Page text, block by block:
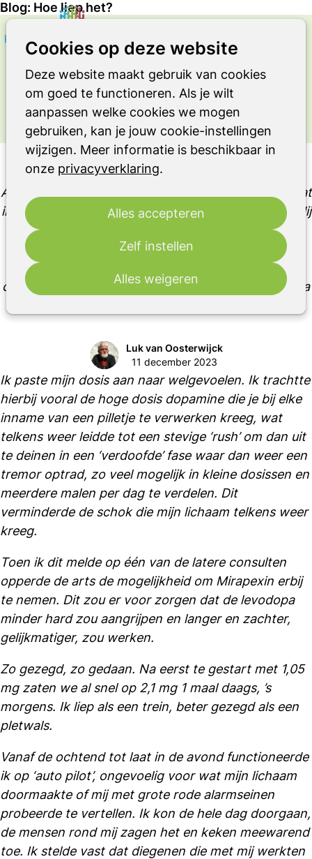
Cookies op deze website
Deze website maakt gebruik van cookies
om goed te functioneren. Als je wilt
aanpassen welke cookies we mogen
gebruiken, kan je jouw cookie-instellingen
wijzigen. Meer informatie is beschikbaar in
onze privacyverklaring.
Alles accepteren
Zelf instellen
Alles weigeren
Blog: Hoe liep het?
OVER LEVEN MET DE ZIEKTE VAN
PARKINSONISME OF RBD
Ervaringsverhaal
Blog: Hoe liep het?
Aanvankelijk ging mijn begeleidend arts ervan uit dat
ik met een halfjaarlijks consult wel zou toekomen. Hij
ging ervan uit dat de variant parkinson die ik had
niet de meest agressieve was en dus niet van zeer
nabij gevolgd diende te worden. Wel vermelde hij
ons dat indien er een probleem opdook, ik een extra
Luk van Oosterwijck
11 december 2023
Ik paste mijn dosis aan naar welgevoelen. Ik trachtte
hierbij vooral de hoge dosis dopamine die je bij elke
inname van een pilletje te verwerken kreeg, wat
telkens weer leidde tot een stevige ‘rush’ om dan uit
te deinen in een ‘verdoofde’ fase waar dan weer een
tremor optrad, zo veel mogelijk in kleine dosissen en
meerdere malen per dag te verdelen. Dit
verminderde de schok die mijn lichaam telkens weer
kreeg.
Toen ik dit melde op één van de latere consulten
opperde de arts de mogelijkheid om Mirapexin erbij
te nemen. Dit zou er voor zorgen dat de levodopa
minder hard zou aangrijpen en langer en zachter,
gelijkmatiger, zou werken.
Zo gezegd, zo gedaan. Na eerst te gestart met 1,05
mg zaten we al snel op 2,1 mg 1 maal daags, ’s
morgens. Ik liep als een trein, beter gezegd als een
pletwals.
Vanaf de ochtend tot laat in de avond functioneerde
ik op ‘auto pilot’, ongevoelig voor wat mijn lichaam
doormaakte of mij met grote rode alarmseinen
probeerde te vertellen. Ik kon de hele dag doorgaan,
de mensen rond mij zagen het en keken meewarend
toe. Ik stelde vast dat diegenen die met mij werkten